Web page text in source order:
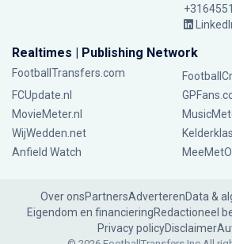
Realtimes | Publishing Network
FootballTransfers.com
FCUpdate.nl
MovieMeter.nl
WijWedden.net
Anfield Watch
Over onsPartnersAdverterenData &
Eigendom en financieringRedactioneel
Privacy policyDisclaimer